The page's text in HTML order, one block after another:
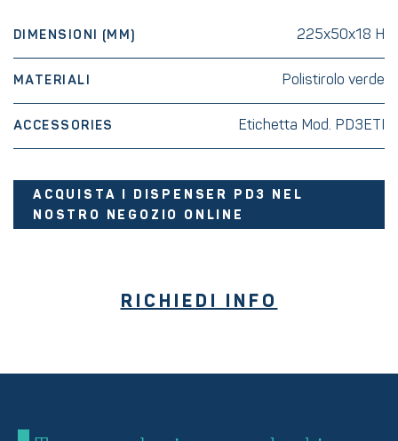
DIMENSIONI (MM) 225x50x18 H
MATERIALI Polistirolo verde
ACCESSORIES Etichetta Mod. PD3ETI
ACQUISTA I DISPENSER PD3 NEL
NOSTRO NEGOZIO ONLINE
RICHIEDI INFO